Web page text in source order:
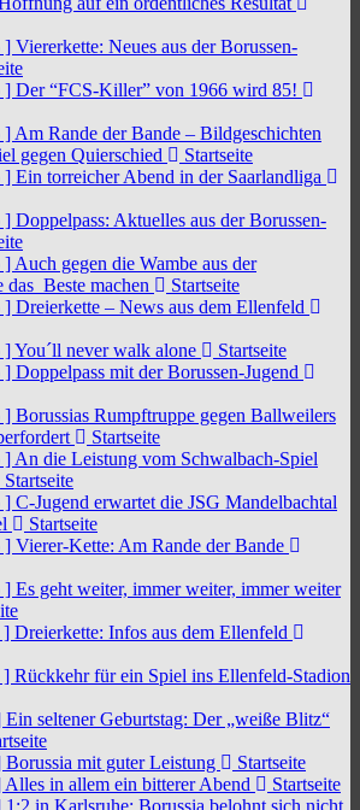
] Viererkette: Neues aus der Borussen-
] Der “FCS-Killer” von 1966 wird 85!
] Am Rande der Bande – Bildgeschichten
gegen Quierschied
Startseite
] Ein torreicher Abend in der Saarlandliga
] Doppelpass: Aktuelles aus der Borussen-
] Auch gegen die Wambe aus der
das Beste machen
Startseite
] Dreierkette – News aus dem Ellenfeld
]You´ll never walk alone
Startseite
] Doppelpass mit der Borussen-Jugend
] Borussias Rumpftruppe gegen Ballweilers
Startseite
] An die Leistung vom Schwalbach-Spiel
Startseite
] C-Jugend erwartet die JSG Mandelbachtal
Startseite
] Vierer-Kette: Am Rande der Bande
] Es geht weiter, immer weiter, immer weiter
] Dreierkette: Infos aus dem Ellenfeld
] Rückkehr für ein Spiel ins Ellenfeld-Stadion
Ein seltener Geburtstag: Der „weiße Blitz“
Borussia mit guter Leistung
Startseite
Alles in allem ein bitterer Abend
Startseite
1:2 in Karlsruhe: Borussia belohnt sich nicht